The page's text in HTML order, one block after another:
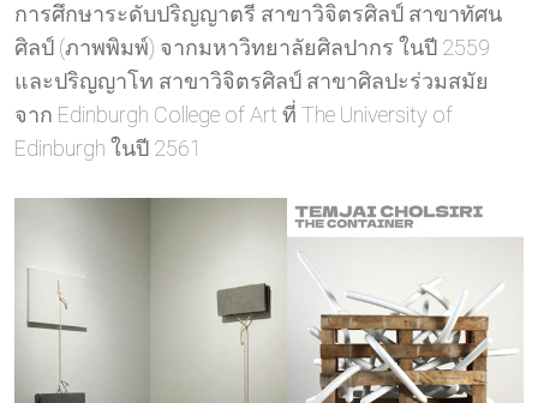
การศึกษาระดับปริญญาตรี สาขาวิจิตรศิลป์ สาขาทัศน
ศิลป์ (ภาพพิมพ์) จากมหาวิทยาลัยศิลปากร ในปี 2559
และปริญญาโท สาขาวิจิตรศิลป์ สาขาศิลปะร่วมสมัย
จาก Edinburgh College of Art ที่ The University of
Edinburgh ในปี 2561